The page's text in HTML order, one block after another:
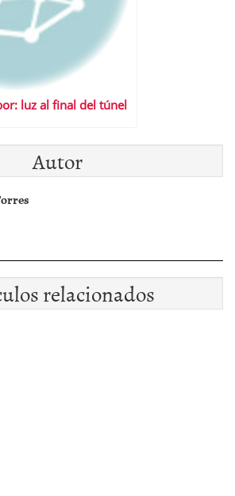
luz al final del túnel
Autor
relacionados